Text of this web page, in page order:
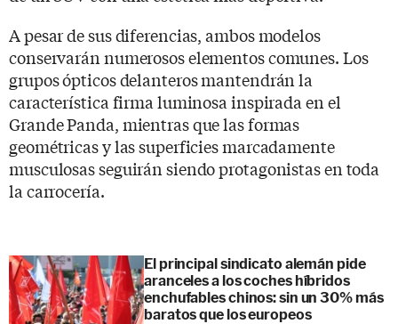
A pesar de sus diferencias, ambos modelos
conservarán numerosos elementos comunes. Los
grupos ópticos delanteros mantendrán la
característica firma luminosa inspirada en el
Grande Panda, mientras que las formas
geométricas y las superficies marcadamente
musculosas seguirán siendo protagonistas en toda
la carrocería.
El principal sindicato alemán pide
aranceles a los coches híbridos
enchufables chinos: sin un 30% más
baratos que los europeos